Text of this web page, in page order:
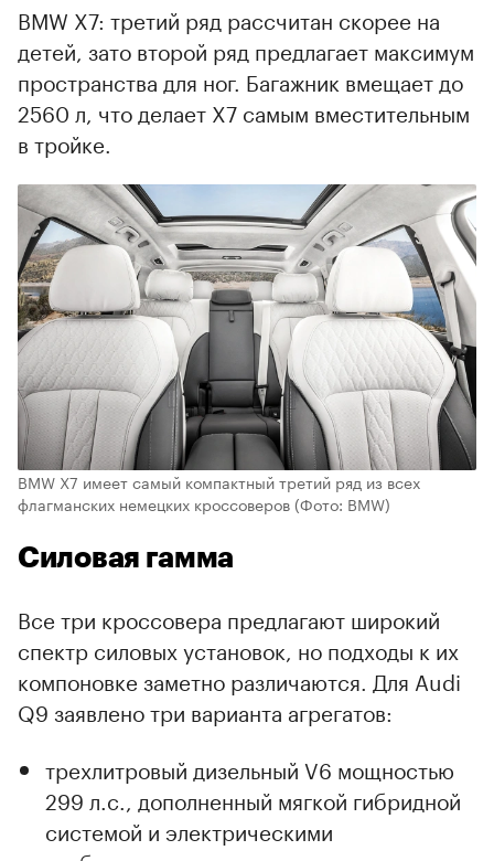
BMW X7: третий ряд рассчитан скорее на
детей, зато второй ряд предлагает максимум
пространства для ног. Багажник вмещает до
2560 л, что делает X7 самым вместительным
в тройке.
BMW X7 имеет самый компактный третий ряд из всех
флагманских немецких кроссоверов(Фото: BMW)
Силовая гамма
Все три кроссовера предлагают широкий
спектр силовых установок, но подходы к их
компоновке заметно различаются. Для Audi
Q9 заявлено три варианта агрегатов:
трехлитровый дизельный V6 мощностью
299 л.с., дополненный мягкой гибридной
системой и электрическими